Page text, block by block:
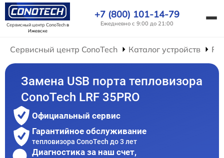
Сервисный центр ConoTechв
Ижевске
+7 (800) 101-14-79
Ежедневно с 9:00 до 21:00
Сервисный центр ConoTech Каталог устройств
Замена USB порта тепловизора
ConoTech LRF 35PRO
Официальный сервис
Гарантийное обслуживание
тепловизора ConoTech до 3 лет
Диагностика за наш счет,